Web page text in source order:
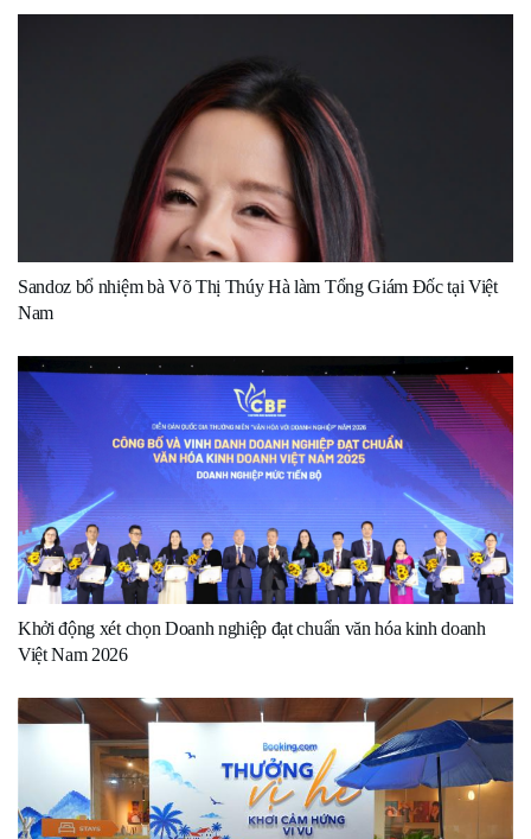
Sandoz bổ nhiệm bà Võ Thị Thúy Hà làm Tổng Giám Đốc tại Việt
Nam
Khởi động xét chọn Doanh nghiệp đạt chuẩn văn hóa kinh doanh
Việt Nam 2026